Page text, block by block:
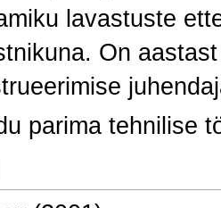
lavastuste
On
parima tehnilise